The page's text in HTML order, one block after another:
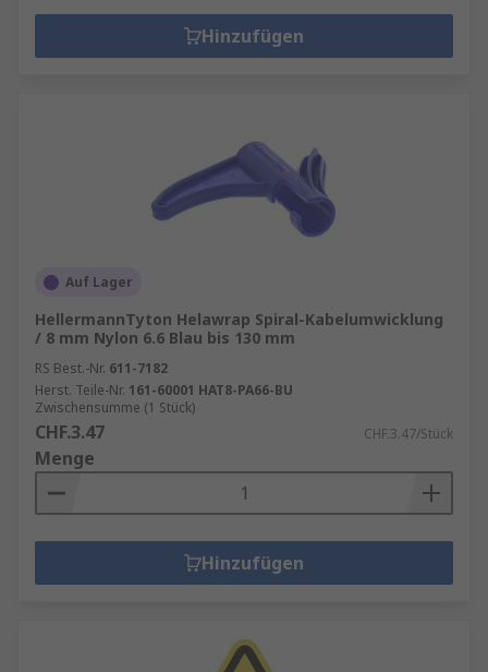
Hinzufügen
Auf Lager
HellermannTyton Helawrap Spiral-Kabelumwicklung
/ 8 mm Nylon 6.6 Blau bis 130 mm
RS Best.-Nr. 611-7182
Herst. Teile-Nr. 161-60001 HAT8-PA66-BU
Zwischensumme (1 Stück)
CHF.3.47 CHF.3.47/Stück
Menge
Hinzufügen